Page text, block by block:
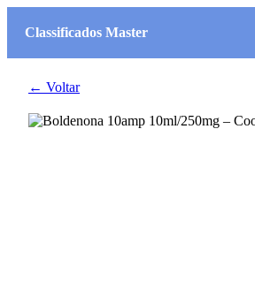
Classificados Master
← Voltar